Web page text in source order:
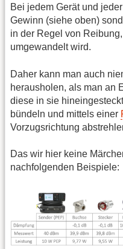
Bei jedem Gerät und
Gewinn (siehe oben)
in der Regel von
umgewandelt wird.
Daher kann man auch
herausholen, als man an
diese in sie
bündeln und mittels einer
Vorzugsrichtung
Das wir hier keine
nachfolgenden Beispiele: